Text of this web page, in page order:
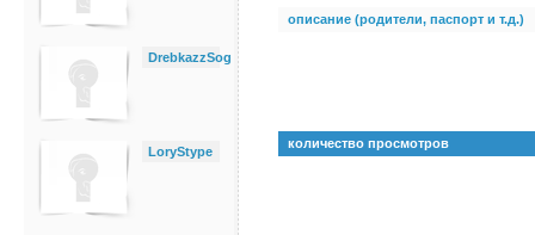
DrebkazzSog
LoryStype
описание (родители, паспорт и т.д.)
количество просмотров